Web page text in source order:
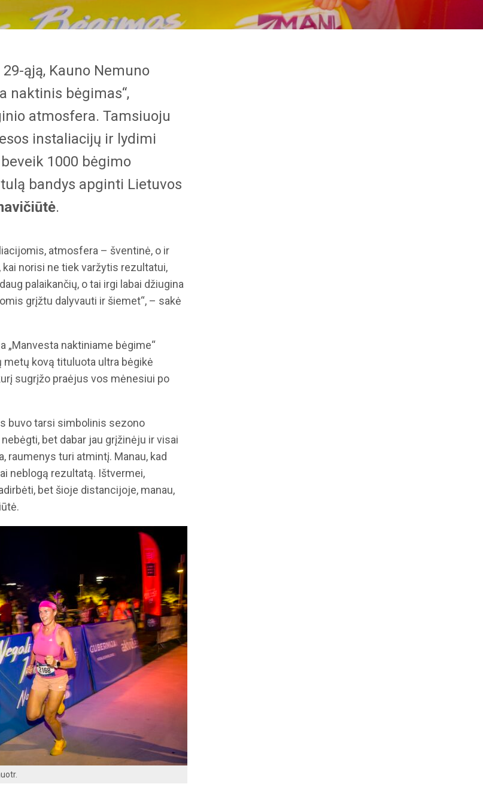
ąją, Kauno Nemuno
naktinis bėgimas“,
atmosfera. Tamsiuoju
instaliacijų ir lydimi
1000 bėgimo
bandys apginti Lietuvos
.
atmosfera – šventinė, o ir
norisi ne tiek varžytis rezultatui,
palaikančių, o tai irgi labai džiugina
grįžtu dalyvauti ir šiemet“, – sakė
„Manvesta naktiniame bėgime“
kovą tituluota ultra bėgikė
sugrįžo praėjus vos mėnesiui po
buvo tarsi simbolinis sezono
bet dabar jau grįžinėju ir visai
raumenys turi atmintį. Manau, kad
neblogą rezultatą. Ištvermei,
bet šioje distancijoje, manau,